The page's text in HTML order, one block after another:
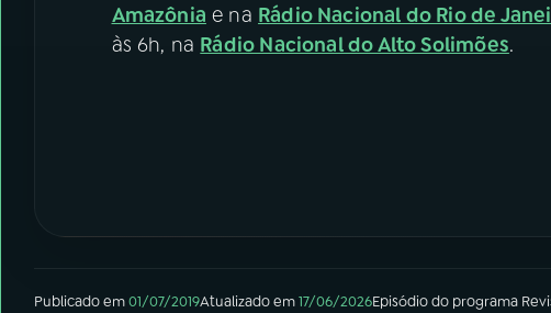
Amazônia e na Rádio Nacional do Rio de
às 6h, na Rádio Nacional do Alto Solimões.
Publicado em01/07/2019Atualizado em17/06/2026Episódiodo programa